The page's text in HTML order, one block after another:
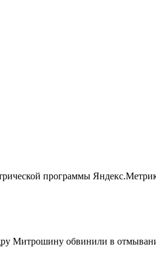
программы
Митрошину обвинили в